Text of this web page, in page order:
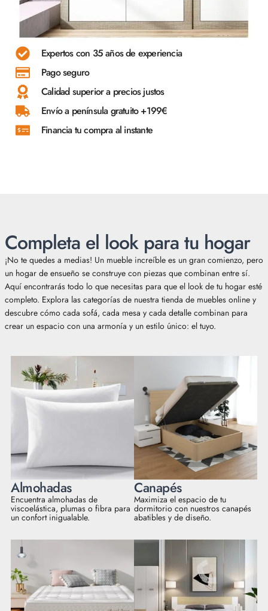
Expertos con 35 años de experiencia
Pago seguro
Calidad superior a precios justos
Envío a península gratuito +199€
Financia tu compra al instante
Completa el look para tu hogar
¡No te quedes a medias! Un mueble increíble es un gran comienzo, pero
un hogar de ensueño se construye con piezas que combinan entre sí.
Aquí encontrarás todo lo que necesitas para que el look de tu hogar esté
completo. Explora las categorías de nuestra tienda de muebles online y
descubre cómo cada sofá, cada mesa y cada detalle combinan para
crear un espacio con una armonía y un estilo único: el tuyo.
Almohadas
Encuentra almohadas de
viscoelástica, plumas o fibra para
un confort inigualable.
Canapés
Maximiza el espacio de tu
dormitorio con nuestros canapés
abatibles y de diseño.